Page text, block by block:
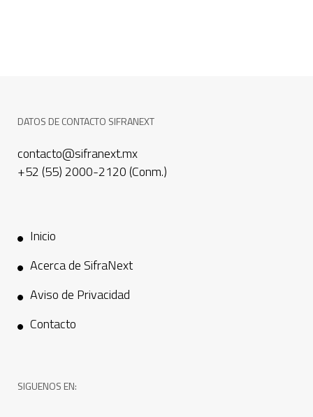
DATOS DE CONTACTO SIFRANEXT
contacto@sifranext.mx
+52 (55) 2000-2120 (Conm.)
Inicio
Acerca de SifraNext
Aviso de Privacidad
Contacto
SIGUENOS EN: